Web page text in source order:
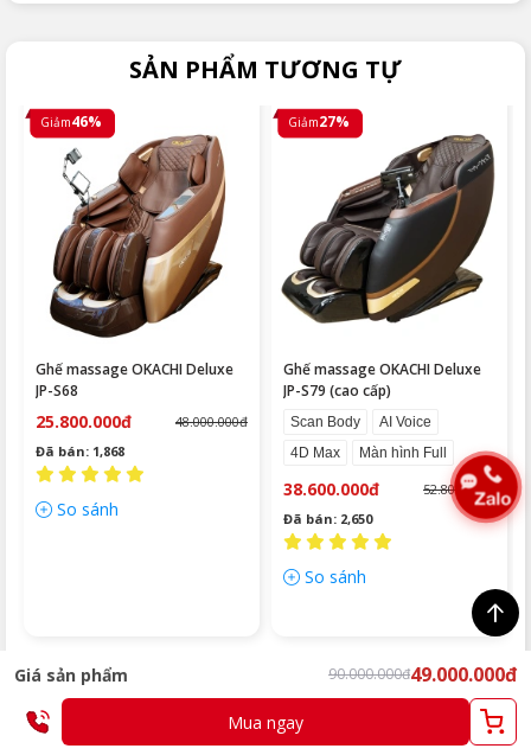
SẢN PHẨM TƯƠNG TỰ
Giảm46%
Ghế massage OKACHI Deluxe
JP-S68
25.800.000đ
48.000.000đ
Đã bán: 1,868
So sánh
Giảm27%
Ghế massage OKACHI Deluxe
JP-S79 (cao cấp)
Scan Body
AI Voice
4D Max
Màn hình Full
38.600.000đ
52.800.000đ
Đã bán: 2,650
So sánh
SẢN PHẨM ĐÃ XEM
Giá sản phẩm 90.000.000đ49.000.000đ
Mua ngay